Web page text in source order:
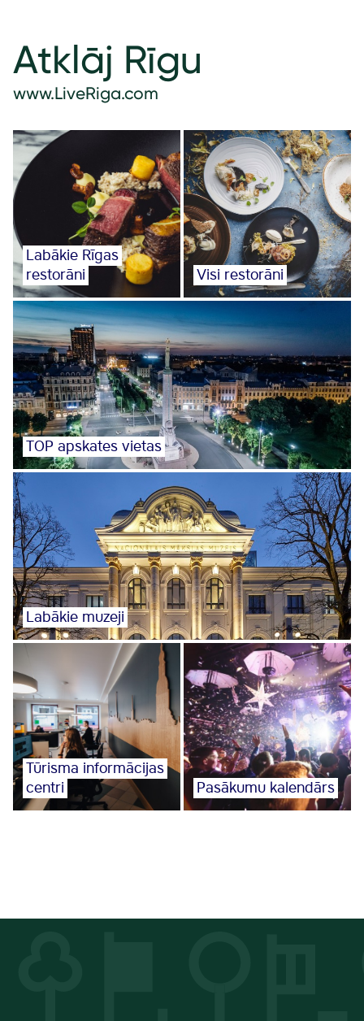
Atklāj Rīgu
www.LiveRiga.com
Labākie Rīgas
restorāni
Visi restorāni
TOP apskates vietas
Labākie muzeji
Tūrisma informācijas
centri
Pasākumu kalendārs